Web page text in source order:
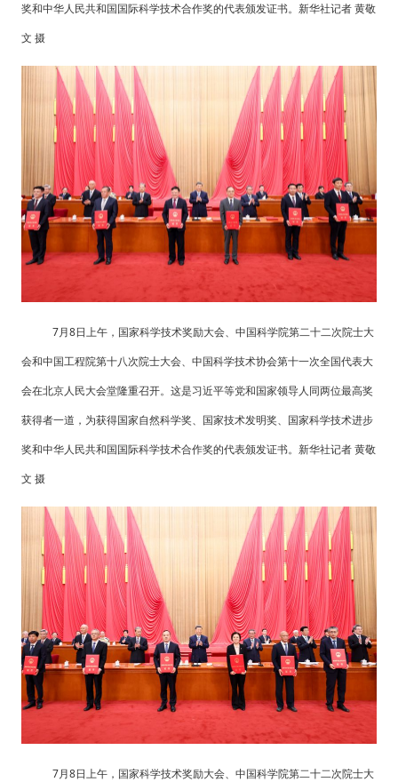
奖和中华人民共和国国际科学技术合作奖的代表颁发证书。新华社记者 黄敬
文 摄
7月8日上午，国家科学技术奖励大会、中国科学院第二十二次院士大
会和中国工程院第十八次院士大会、中国科学技术协会第十一次全国代表大
会在北京人民大会堂隆重召开。这是习近平等党和国家领导人同两位最高奖
获得者一道，为获得国家自然科学奖、国家技术发明奖、国家科学技术进步
奖和中华人民共和国国际科学技术合作奖的代表颁发证书。新华社记者 黄敬
文 摄
7月8日上午，国家科学技术奖励大会、中国科学院第二十二次院士大